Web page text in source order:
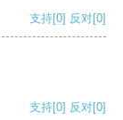
支持[0] 反对[0]
支持[0] 反对[0]